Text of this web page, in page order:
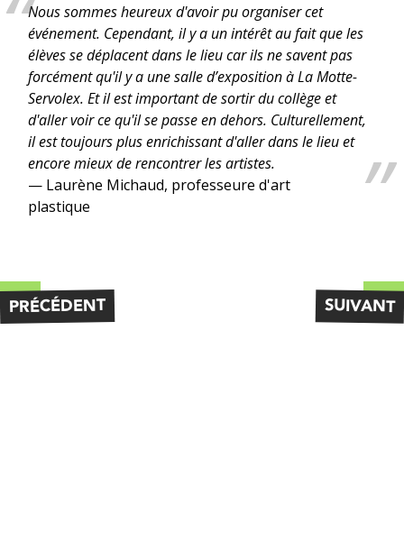
Nous sommes heureux d'avoir pu organiser cet
événement. Cependant, il y a un intérêt au fait que les
élèves se déplacent dans le lieu car ils ne savent pas
forcément qu'il y a une salle d’exposition à La Motte-
Servolex. Et il est important de sortir du collège et
d'aller voir ce qu'il se passe en dehors. Culturellement,
il est toujours plus enrichissant d'aller dans le lieu et
encore mieux de rencontrer les artistes.
— Laurène Michaud, professeure d'art
plastique
PRÉCÉDENT SUIVANT